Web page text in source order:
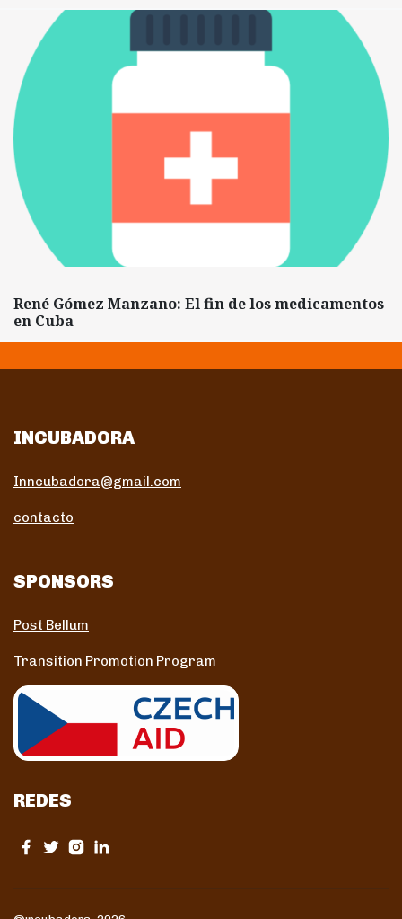
René Gómez Manzano: El fin de los medicamentos
en Cuba
INCUBADORA
Inncubadora@gmail.com
contacto
SPONSORS
Post Bellum
Transition Promotion Program
REDES